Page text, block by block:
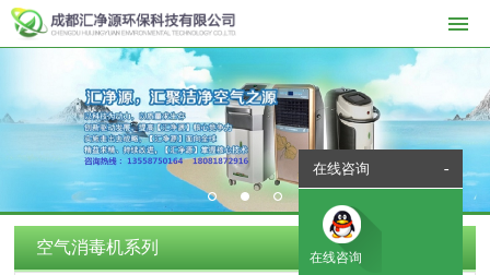
1 2 3
空气消毒机系列
-
在线咨询
在线咨询